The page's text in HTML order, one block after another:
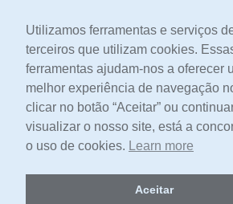
[portes
Contacto
2026 -Livraria
Utilizamos ferramentas e serviços
terceiros que utilizam cookies.
ferramentas ajudam-nos a oferecer
melhor experiência de navegação
clicar no botão “Aceitar” ou
visualizar o nosso site, está a
o uso de cookies. Learn more
Aceitar